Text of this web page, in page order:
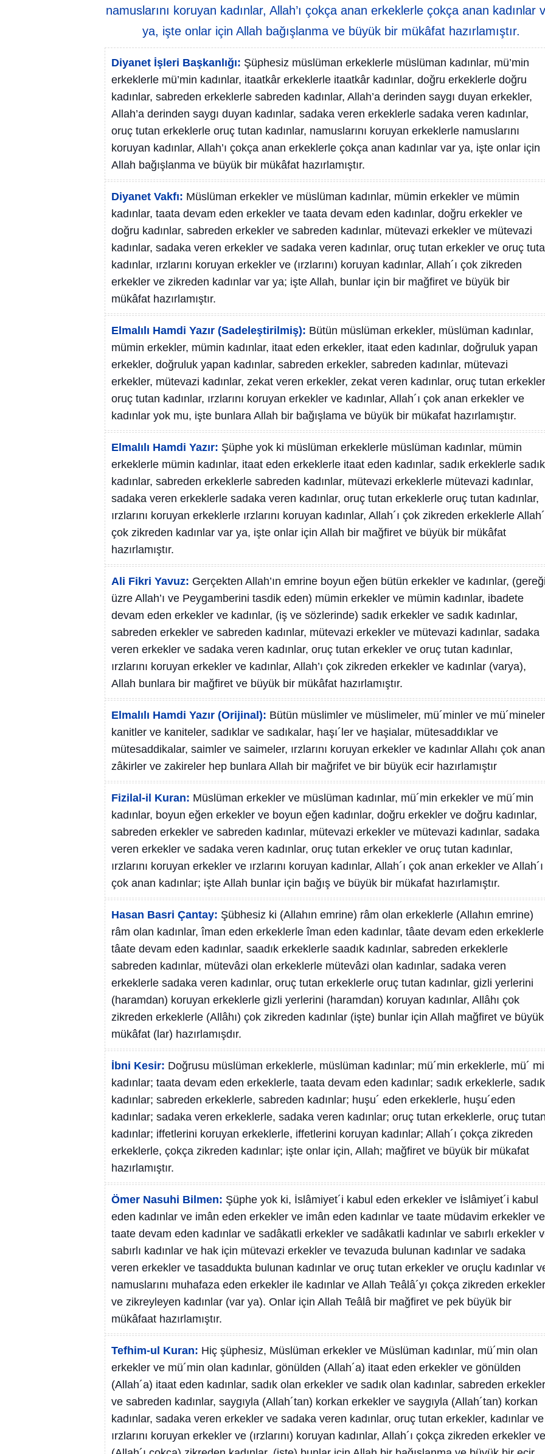
namuslarını koruyan kadınlar, Allah’ı çokça anan erkeklerle çokça anan kadınlar
ya, işte onlar için Allah bağışlanma ve büyük bir mükâfat hazırlamıştır.
Diyanet İşleri Başkanlığı: Şüphesiz müslüman erkeklerle müslüman kadınlar, mü’min
erkeklerle mü’min kadınlar, itaatkâr erkeklerle itaatkâr kadınlar, doğru erkeklerle doğru
kadınlar, sabreden erkeklerle sabreden kadınlar, Allah’a derinden saygı duyan erkekler,
Allah’a derinden saygı duyan kadınlar, sadaka veren erkeklerle sadaka veren kadınlar,
oruç tutan erkeklerle oruç tutan kadınlar, namuslarını koruyan erkeklerle namuslarını
koruyan kadınlar, Allah’ı çokça anan erkeklerle çokça anan kadınlar var ya, işte onlar için
Allah bağışlanma ve büyük bir mükâfat hazırlamıştır.
Diyanet Vakfı: Müslüman erkekler ve müslüman kadınlar, mümin erkekler ve mümin
kadınlar, taata devam eden erkekler ve taata devam eden kadınlar, doğru erkekler ve
doğru kadınlar, sabreden erkekler ve sabreden kadınlar, mütevazi erkekler ve mütevazi
kadınlar, sadaka veren erkekler ve sadaka veren kadınlar, oruç tutan erkekler ve oruç
kadınlar, ırzlarını koruyan erkekler ve (ırzlarını) koruyan kadınlar, Allah´ı çok zikreden
erkekler ve zikreden kadınlar var ya; işte Allah, bunlar için bir mağfiret ve büyük bir
mükâfat hazırlamıştır.
Elmalılı Hamdi Yazır (Sadeleştirilmiş): Bütün müslüman erkekler, müslüman kadınlar,
mümin erkekler, mümin kadınlar, itaat eden erkekler, itaat eden kadınlar, doğruluk yapan
erkekler, doğruluk yapan kadınlar, sabreden erkekler, sabreden kadınlar, mütevazi
erkekler, mütevazi kadınlar, zekat veren erkekler, zekat veren kadınlar, oruç tutan
oruç tutan kadınlar, ırzlarını koruyan erkekler ve kadınlar, Allah´ı çok anan erkekler ve
kadınlar yok mu, işte bunlara Allah bir bağışlama ve büyük bir mükafat hazırlamıştır.
Elmalılı Hamdi Yazır: Şüphe yok ki müslüman erkeklerle müslüman kadınlar, mümin
erkeklerle mümin kadınlar, itaat eden erkeklerle itaat eden kadınlar, sadık erkeklerle sadık
kadınlar, sabreden erkeklerle sabreden kadınlar, mütevazi erkeklerle mütevazi kadınlar,
sadaka veren erkeklerle sadaka veren kadınlar, oruç tutan erkeklerle oruç tutan kadınlar,
ırzlarını koruyan erkeklerle ırzlarını koruyan kadınlar, Allah´ı çok zikreden erkeklerle
çok zikreden kadınlar var ya, işte onlar için Allah bir mağfiret ve büyük bir mükâfat
hazırlamıştır.
Ali Fikri Yavuz: Gerçekten Allah’ın emrine boyun eğen bütün erkekler ve kadınlar,
üzre Allah’ı ve Peygamberini tasdik eden) mümin erkekler ve mümin kadınlar, ibadete
devam eden erkekler ve kadınlar, (iş ve sözlerinde) sadık erkekler ve sadık kadınlar,
sabreden erkekler ve sabreden kadınlar, mütevazi erkekler ve mütevazi kadınlar, sadaka
veren erkekler ve sadaka veren kadınlar, oruç tutan erkekler ve oruç tutan kadınlar,
ırzlarını koruyan erkekler ve kadınlar, Allah’ı çok zikreden erkekler ve kadınlar (varya),
Allah bunlara bir mağfiret ve büyük bir mükâfat hazırlamıştır.
Elmalılı Hamdi Yazır (Orijinal): Bütün müslimler ve müslimeler, mü´minler ve
kanitler ve kaniteler, sadıklar ve sadıkalar, haşı´ler ve haşialar, mütesaddıklar ve
mütesaddikalar, saimler ve saimeler, ırzlarını koruyan erkekler ve kadınlar Allahı çok anan
zâkirler ve zakireler hep bunlara Allah bir mağrifet ve bir büyük ecir hazırlamıştır
Fizilal-il Kuran: Müslüman erkekler ve müslüman kadınlar, mü´min erkekler ve mü´min
kadınlar, boyun eğen erkekler ve boyun eğen kadınlar, doğru erkekler ve doğru kadınlar,
sabreden erkekler ve sabreden kadınlar, mütevazi erkekler ve mütevazi kadınlar, sadaka
veren erkekler ve sadaka veren kadınlar, oruç tutan erkekler ve oruç tutan kadınlar,
ırzlarını koruyan erkekler ve ırzlarını koruyan kadınlar, Allah´ı çok anan erkekler ve Allah´ı
çok anan kadınlar; işte Allah bunlar için bağış ve büyük bir mükafat hazırlamıştır.
Hasan Basri Çantay: Şübhesiz ki (Allahın emrine) râm olan erkeklerle (Allahın emrine)
râm olan kadınlar, îman eden erkeklerle îman eden kadınlar, tâate devam eden erkeklerle
tâate devam eden kadınlar, saadık erkeklerle saadık kadınlar, sabreden erkeklerle
sabreden kadınlar, mütevâzi olan erkeklerle mütevâzi olan kadınlar, sadaka veren
erkeklerle sadaka veren kadınlar, oruç tutan erkeklerle oruç tutan kadınlar, gizli yerlerini
(haramdan) koruyan erkeklerle gizli yerlerini (haramdan) koruyan kadınlar, Allâhı çok
zikreden erkeklerle (Allâhı) çok zikreden kadınlar (işte) bunlar için Allah mağfiret ve büyük
mükâfat (lar) hazırlamışdır.
İbni Kesir: Doğrusu müslüman erkeklerle, müslüman kadınlar; mü´min erkeklerle, mü´
kadınlar; taata devam eden erkeklerle, taata devam eden kadınlar; sadık erkeklerle, sadık
kadınlar; sabreden erkeklerle, sabreden kadınlar; huşu´ eden erkeklerle, huşu´eden
kadınlar; sadaka veren erkeklerle, sadaka veren kadınlar; oruç tutan erkeklerle, oruç
kadınlar; iffetlerini koruyan erkeklerle, iffetlerini koruyan kadınlar; Allah´ı çokça zikreden
erkeklerle, çokça zikreden kadınlar; işte onlar için, Allah; mağfiret ve büyük bir mükafat
hazırlamıştır.
Ömer Nasuhi Bilmen: Şüphe yok ki, İslâmiyet´i kabul eden erkekler ve İslâmiyet´i kabul
eden kadınlar ve imân eden erkekler ve imân eden kadınlar ve taate müdavim erkekler ve
taate devam eden kadınlar ve sadâkatli erkekler ve sadâkatli kadınlar ve sabırlı erkekler
sabırlı kadınlar ve hak için mütevazi erkekler ve tevazuda bulunan kadınlar ve sadaka
veren erkekler ve tasaddukta bulunan kadınlar ve oruç tutan erkekler ve oruçlu kadınlar
namuslarını muhafaza eden erkekler ile kadınlar ve Allah Teâlâ´yı çokça zikreden erkekler
ve zikreyleyen kadınlar (var ya). Onlar için Allah Teâlâ bir mağfiret ve pek büyük bir
mükâfaat hazırlamıştır.
Tefhim-ul Kuran: Hiç şüphesiz, Müslüman erkekler ve Müslüman kadınlar, mü´min olan
erkekler ve mü´min olan kadınlar, gönülden (Allah´a) itaat eden erkekler ve gönülden
(Allah´a) itaat eden kadınlar, sadık olan erkekler ve sadık olan kadınlar, sabreden erkekler
ve sabreden kadınlar, saygıyla (Allah´tan) korkan erkekler ve saygıyla (Allah´tan) korkan
kadınlar, sadaka veren erkekler ve sadaka veren kadınlar, oruç tutan erkekler, kadınlar ve
ırzlarını koruyan erkekler ve (ırzlarını) koruyan kadınlar, Allah´ı çokça zikreden erkekler ve